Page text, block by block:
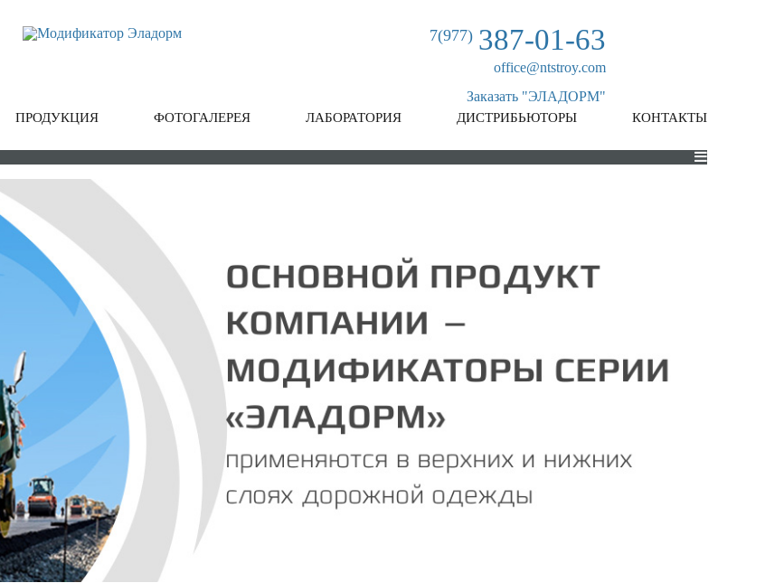
7(977) 387-01-63
office@ntstroy.com
Заказать "ЭЛАДОРМ"
ПРОДУКЦИЯ ФОТОГАЛЕРЕЯ ЛАБОРАТОРИЯ ДИСТРИБЬЮТОРЫ КОНТАКТЫ